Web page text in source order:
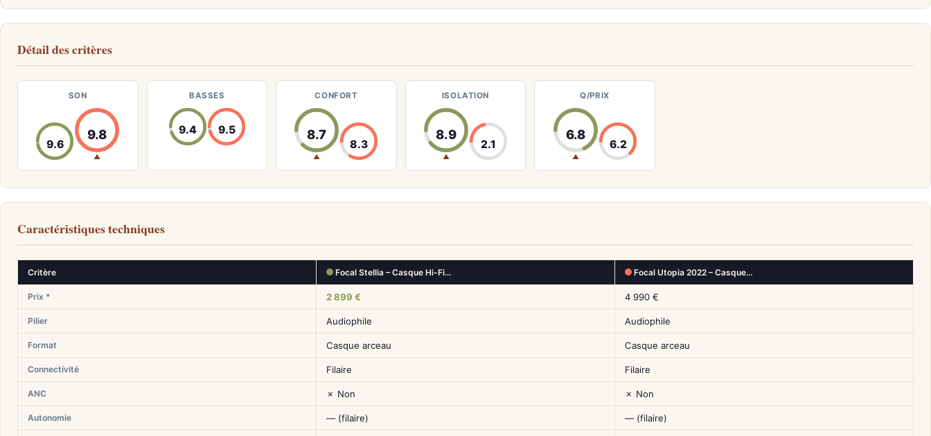
Détail des critères
SON
9.6
9.8
▲
BASSES
9.4 9.5
CONFORT
8.7
▲
8.3
ISOLATION
8.9
▲
2.1
Q/PRIX
6.8
▲
6.2
Caractéristiques techniques
Critère Focal Stellia – Casque Hi-Fi… Focal Utopia 2022 – Casque…
Prix * 2 899 € 4 990 €
Pilier Audiophile Audiophile
Format Casque arceau Casque arceau
Connectivité Filaire Filaire
ANC ✗ Non ✗ Non
Autonomie — (filaire) — (filaire)